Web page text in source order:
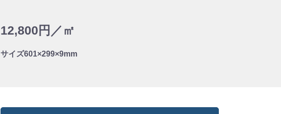
12,800円／㎡
サイズ601×299×9mm